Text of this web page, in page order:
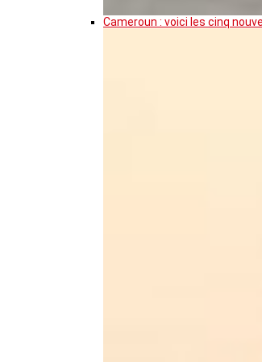
Cameroun : voici les cinq